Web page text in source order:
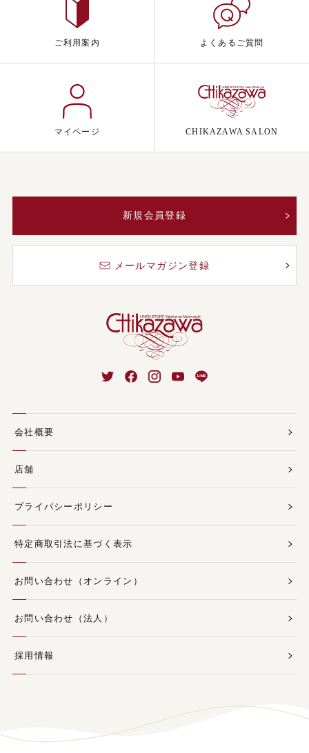
ご利用案内 よくあるご質問
マイページ CHIKAZAWA SALON
新規会員登録
メールマガジン登録
会社概要
店舗
プライバシーポリシー
特定商取引法に基づく表示
お問い合わせ（オンライン）
お問い合わせ（法人）
採用情報